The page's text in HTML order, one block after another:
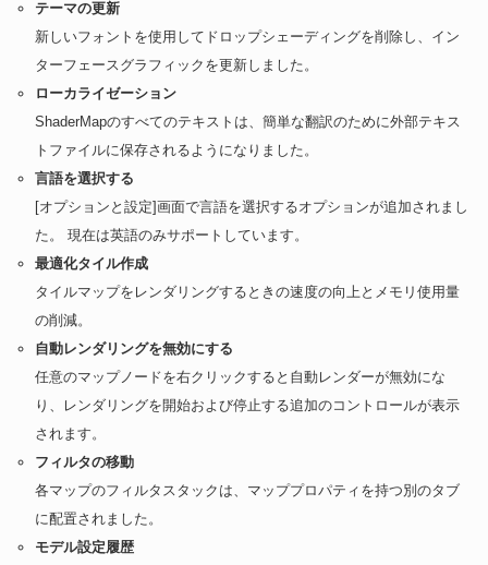
テーマの更新
新しいフォントを使用してドロップシェーディングを削除し、イン
ターフェースグラフィックを更新しました。
ローカライゼーション
ShaderMapのすべてのテキストは、簡単な翻訳のために外部テキス
トファイルに保存されるようになりました。
言語を選択する
[オプションと設定]画面で言語を選択するオプションが追加されまし
た。 現在は英語のみサポートしています。
最適化タイル作成
タイルマップをレンダリングするときの速度の向上とメモリ使用量
の削減。
自動レンダリングを無効にする
任意のマップノードを右クリックすると自動レンダーが無効にな
り、レンダリングを開始および停止する追加のコントロールが表示
されます。
フィルタの移動
各マップのフィルタスタックは、マッププロパティを持つ別のタブ
に配置されました。
モデル設定履歴